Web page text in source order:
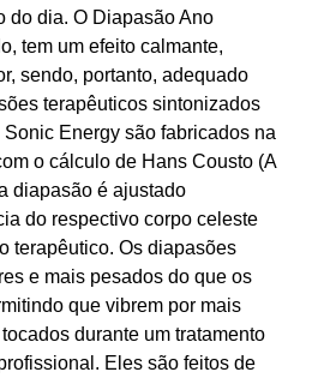
do dia. O Diapasão Ano
tem um efeito calmante,
sendo, portanto, adequado
terapêuticos sintonizados
Energy são fabricados na
o cálculo de Hans Cousto (A
diapasão é ajustado
do respectivo corpo celeste
terapêutico. Os diapasões
e mais pesados do que os
que vibrem por mais
durante um tratamento
Eles são feitos de